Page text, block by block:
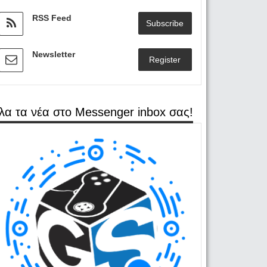
RSS Feed
Subscribe
Newsletter
Register
τα νέα στο Messenger inbox σας!